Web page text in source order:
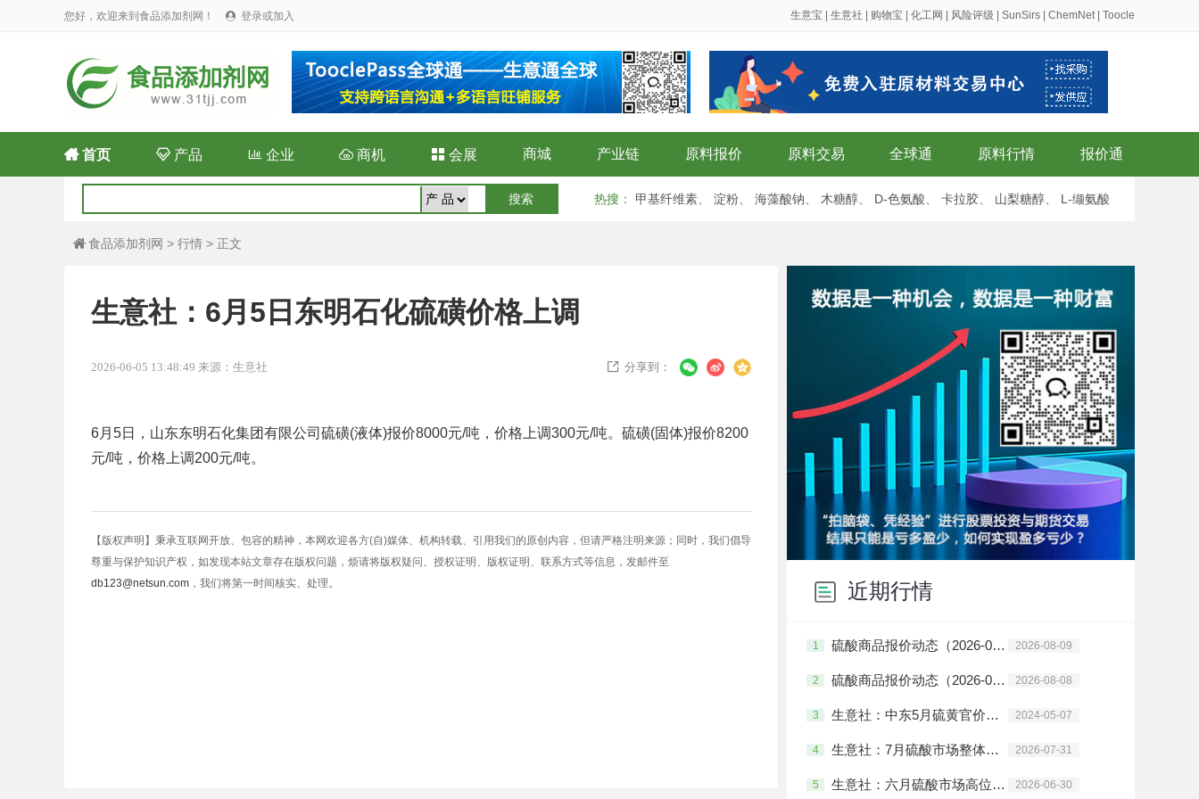
您好，欢迎来到食品添加剂网！  登录或加入 生意宝 生意社 购物宝 化工网 风险评级 SunSirs ChemNet| Toocle
首页 产品 企业  商机  会展 商城 产业链 原料报价 原料交易 全球通 原料行情 报价通
热搜 ： 甲基纤维素 淀粉 海藻酸钠 木糖醇 D-色氨酸 卡拉胶 山梨糖醇 L-缬氨酸
 食品添加剂网 > 行情 > 正文
生意社：6月5日东明石化硫磺价格上调
2026-06-05 13:48:49 来源：生意社  分享到：
6月5日，山东东明石化集团有限公司硫磺(液体)报价8000元/吨，价格上调300元/吨。硫磺(固体)报价8200
元/吨，价格上调200元/吨。
【版权声明】秉承互联网开放、包容的精神，本网欢迎各方(自)媒体、机构转载、引用我们的原创内容，但请严格注明来源；同时，我们倡导
尊重与保护知识产权，如发现本站文章存在版权问题，烦请将版权疑问、授权证明、版权证明、联系方式等信息，发邮件至
db123@netsun.com ，我们将第一时间核实、处理。 近期行情
1 硫酸商品报价动态（2026-08-09） 2026-08-09
2 硫酸商品报价动态（2026-08-08） 2026-08-08
3 生意社：中东5月硫黄官价小幅上调 2024-05-07
4 生意社：7月硫酸市场整体重心稳中小幅下移 2026-07-31
5 生意社：六月硫酸市场高位运行 2026-06-30